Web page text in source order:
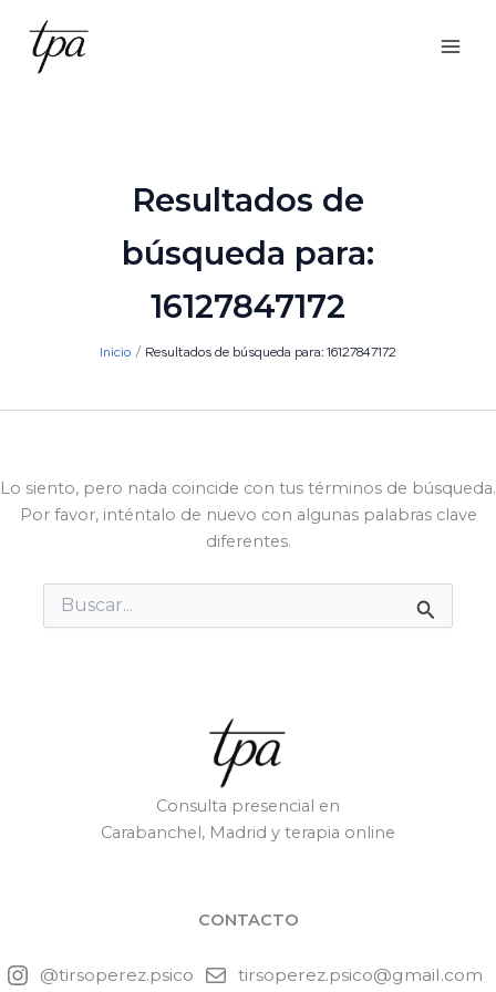
contenido
Resultados de
búsqueda para:
16127847172
Inicio Resultados de búsqueda para: 16127847172
Lo siento, pero nada coincide con tus términos de búsqueda.
Por favor, inténtalo de nuevo con algunas palabras clave
diferentes.
Buscar
por:
Consulta presencial en
Carabanchel, Madrid y terapia online
CONTACTO
@tirsoperez.psico tirsoperez.psico@gmail.com